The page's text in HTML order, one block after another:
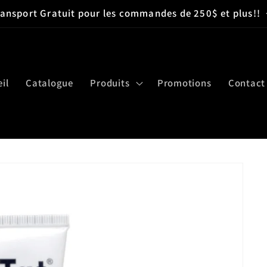
Gratuit pour les commandes de 250$ et plus!!
Catalogue Produits Promotions Contact